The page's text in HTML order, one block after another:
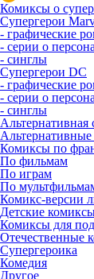
Комиксы о
Супергерои
- графические
- серии о
- синглы
Супергерои DC
- графические
- серии о
- синглы
Альтернативная
Комиксы по
По фильмам
По играм
По
Комикс-версии
Детские
Комиксы для
Отечественные
Супергероика
Комедия
Другое